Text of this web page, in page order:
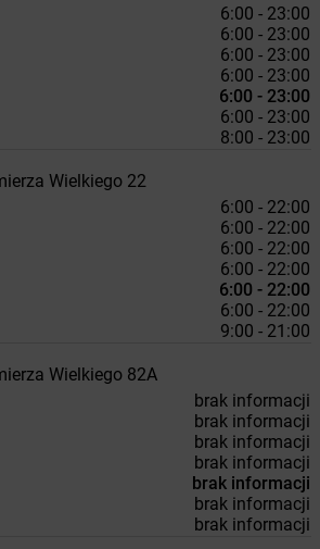
6:00 - 23:00
6:00 - 23:00
6:00 - 23:00
6:00 - 23:00
6:00 - 23:00
6:00 - 23:00
8:00 - 23:00
Wielkiego 22
6:00 - 22:00
6:00 - 22:00
6:00 - 22:00
6:00 - 22:00
6:00 - 22:00
6:00 - 22:00
9:00 - 21:00
Wielkiego 82A
brak informacji
brak informacji
brak informacji
brak informacji
brak informacji
brak informacji
brak informacji